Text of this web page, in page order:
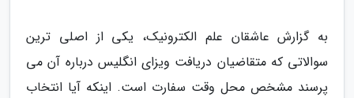
به گزارش عاشقان علم الکترونیک، یکی از اصلی ترین
سوالاتی که متقاضیان دریافت ویزای انگلیس درباره آن می
پرسند مشخص محل وقت سفارت است. اینکه آیا انتخاب